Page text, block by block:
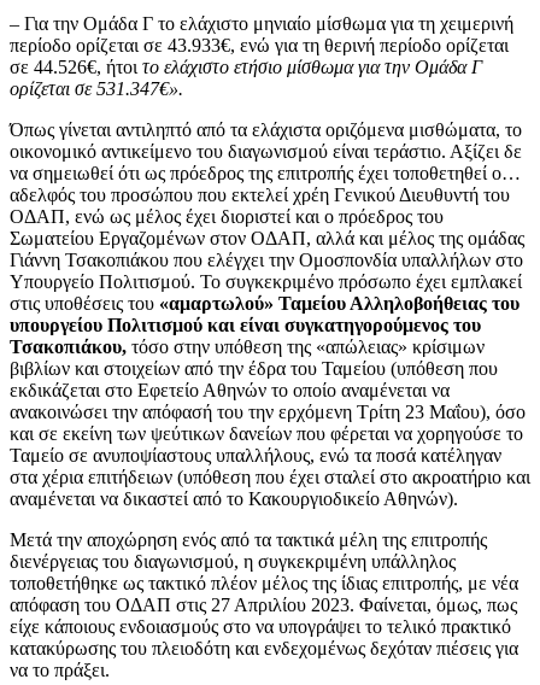
– Για την Ομάδα Γ το ελάχιστο μηνιαίο μίσθωμα για τη χειμερινή
περίοδο ορίζεται σε 43.933€, ενώ για τη θερινή περίοδο ορίζεται
σε 44.526€, ήτοι το ελάχιστο ετήσιο μίσθωμα για την Ομάδα Γ
ορίζεται σε 531.347€».
Όπως γίνεται αντιληπτό από τα ελάχιστα οριζόμενα μισθώματα, το
οικονομικό αντικείμενο του διαγωνισμού είναι τεράστιο. Αξίζει δε
να σημειωθεί ότι ως πρόεδρος της επιτροπής έχει τοποθετηθεί ο…
αδελφός του προσώπου που εκτελεί χρέη Γενικού Διευθυντή του
ΟΔΑΠ, ενώ ως μέλος έχει διοριστεί και ο πρόεδρος του
Σωματείου Εργαζομένων στον ΟΔΑΠ, αλλά και μέλος της ομάδας
Γιάννη Τσακοπιάκου που ελέγχει την Ομοσπονδία υπαλλήλων στο
Υπουργείο Πολιτισμού. Το συγκεκριμένο πρόσωπο έχει εμπλακεί
στις υποθέσεις του «αμαρτωλού» Ταμείου Αλληλοβοήθειας του
υπουργείου Πολιτισμού και είναι συγκατηγορούμενος του
Τσακοπιάκου, τόσο στην υπόθεση της «απώλειας» κρίσιμων
βιβλίων και στοιχείων από την έδρα του Ταμείου (υπόθεση που
εκδικάζεται στο Εφετείο Αθηνών το οποίο αναμένεται να
ανακοινώσει την απόφασή του την ερχόμενη Τρίτη 23 Μαΐου), όσο
και σε εκείνη των ψεύτικων δανείων που φέρεται να χορηγούσε το
Ταμείο σε ανυποψίαστους υπαλλήλους, ενώ τα ποσά κατέληγαν
στα χέρια επιτήδειων (υπόθεση που έχει σταλεί στο ακροατήριο και
αναμένεται να δικαστεί από το Κακουργιοδικείο Αθηνών).
Μετά την αποχώρηση ενός από τα τακτικά μέλη της επιτροπής
διενέργειας του διαγωνισμού, η συγκεκριμένη υπάλληλος
τοποθετήθηκε ως τακτικό πλέον μέλος της ίδιας επιτροπής, με νέα
απόφαση του ΟΔΑΠ στις 27 Απριλίου 2023. Φαίνεται, όμως, πως
είχε κάποιους ενδοιασμούς στο να υπογράψει το τελικό πρακτικό
κατακύρωσης του πλειοδότη και ενδεχομένως δεχόταν πιέσεις για
να το πράξει.